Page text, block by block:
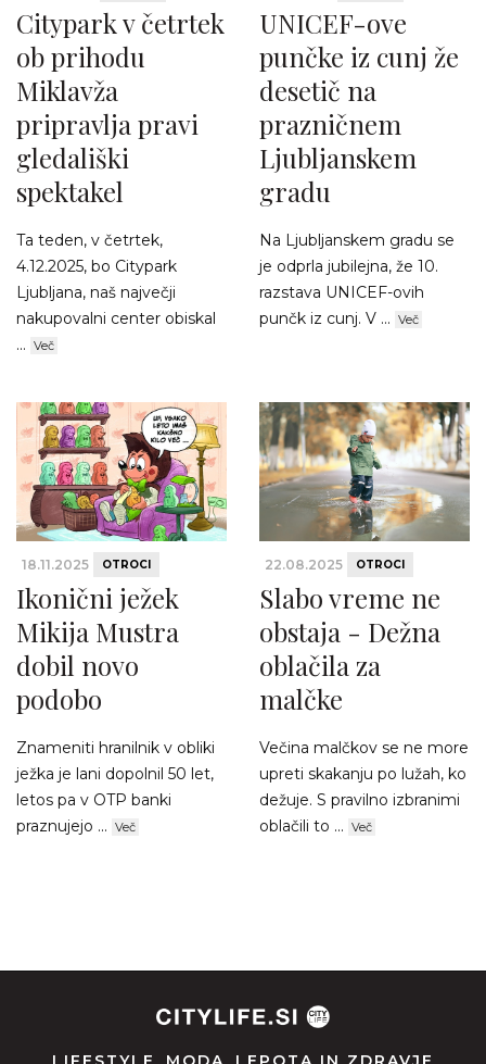
Citypark v četrtek
ob prihodu
Miklavža
pripravlja pravi
gledališki
spektakel
Ta teden, v četrtek,
4.12.2025, bo Citypark
Ljubljana, naš največji
nakupovalni center obiskal
... Več
UNICEF-ove
punčke iz cunj že
desetič na
prazničnem
Ljubljanskem
gradu
Na Ljubljanskem gradu se
je odprla jubilejna, že 10.
razstava UNICEF-ovih
punčk iz cunj. V ... Več
18.11.2025 OTROCI
Ikonični ježek
Mikija Mustra
dobil novo
podobo
Znameniti hranilnik v obliki
ježka je lani dopolnil 50 let,
letos pa v OTP banki
praznujejo ... Več
22.08.2025 OTROCI
Slabo vreme ne
obstaja - Dežna
oblačila za
malčke
Večina malčkov se ne more
upreti skakanju po lužah, ko
dežuje. S pravilno izbranimi
oblačili to ... Več